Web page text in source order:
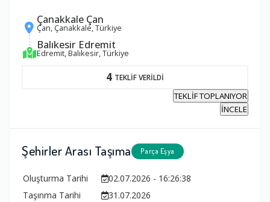
Çanakkale Çan
Çan, Çanakkale, Türkiye
Balıkesir Edremit
Edremit, Balıkesir, Türkiye
4 TEKLİF VERİLDİ
TEKLİF TOPLANIYOR
İNCELE
Şehirler Arası Taşıma Parça Eşya
Oluşturma Tarihi
02.07.2026 - 16:26:38
Taşınma Tarihi
31.07.2026